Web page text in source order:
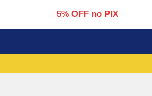
5% OFF no PIX